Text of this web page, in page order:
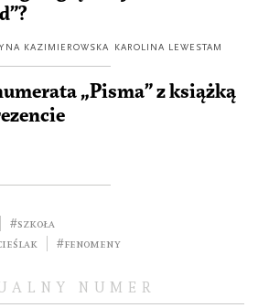
KAZIMIEROWSKA KAROLINA LEWESTAM
„Pisma” z książką
#szkoła
#fenomeny
NUMER